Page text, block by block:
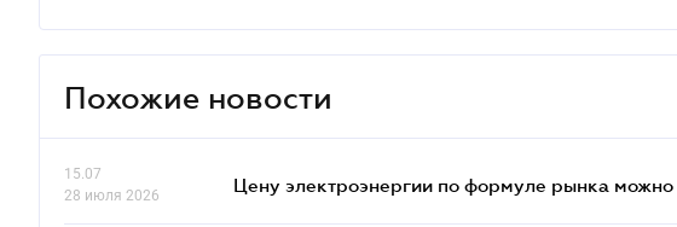
Похожие новости
15.07
28 июля 2026
Цену электроэнергии по формуле рынка можно